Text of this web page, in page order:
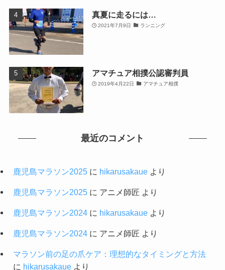
真夏に走るには…
2021年7月9日 ランニング
アマチュア相撲公認審判員
2019年4月22日 アマチュア相撲
最近のコメント
鹿児島マラソン2025に hikarusakaueより
鹿児島マラソン2025に アニメ師匠 より
鹿児島マラソン2024に hikarusakaueより
鹿児島マラソン2024に アニメ師匠 より
マラソン前の足の爪ケア：理想的なタイミングと方法
に hikarusakaueより